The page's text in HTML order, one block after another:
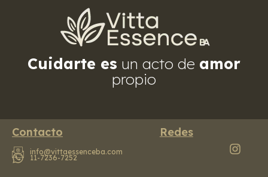
Cuidarte es un acto de amor
propio
Contacto
info@vittaessenceba.com
11-7236-7252
Redes